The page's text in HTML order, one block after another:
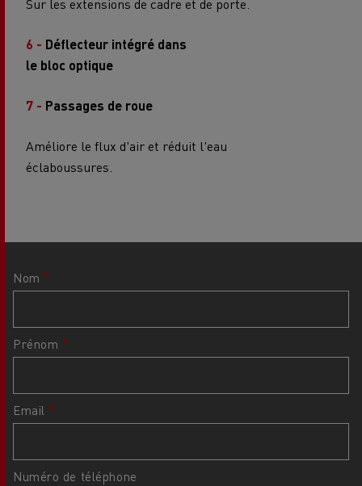
Sur les extensions de cadre et de porte.
6 - Déflecteur intégré dans
le bloc optique
7 - Passages de roue
Améliore le flux d'air et réduit l'eau
éclaboussures.
Nom
Prénom
Email
Numéro de téléphone